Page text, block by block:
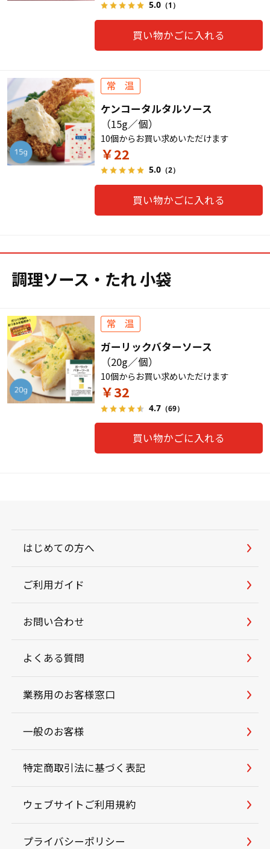
5.0（1）
買い物かごに入れる
ケンコータルタルソース
（15g／個）
10個からお買い求めいただけます
￥22
5.0（2）
買い物かごに入れる
調理ソース・たれ 小袋
ガーリックバターソース
（20g／個）
10個からお買い求めいただけます
￥32
4.7（69）
買い物かごに入れる
はじめての方へ
ご利用ガイド
お問い合わせ
よくある質問
業務用のお客様窓口
一般のお客様
特定商取引法に基づく表記
ウェブサイトご利用規約
プライバシーポリシー